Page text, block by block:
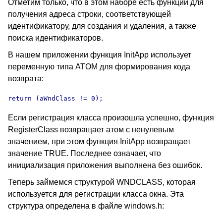
Отметим только, что в этом наборе есть функции для
получения адреса строки, соответствующей
идентификатору, для создания и удаления, а также
поиска идентификаторов.
В нашем приложении функция InitApp использует
переменную типа ATOM для формирования кода
возврата:
return (aWndClass != 0);
Если регистрация класса произошла успешно, функция
RegisterClass возвращает атом с ненулевым
значением, при этом функция InitApp возвращает
значение TRUE. Последнее означает, что
инициализация приложения выполнена без ошибок.
Теперь займемся структурой WNDCLASS, которая
используется для регистрации класса окна. Эта
структура определена в файле windows.h: